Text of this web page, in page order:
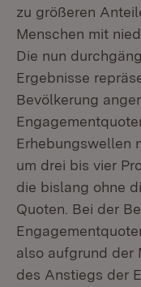
zu größeren
Menschen mit
Die nun
Ergebnisse
Bevölkerung
Erhebungswellen
um drei bis vier
die bislang ohne
Quoten. Bei der
also aufgrund der
des Anstiegs der